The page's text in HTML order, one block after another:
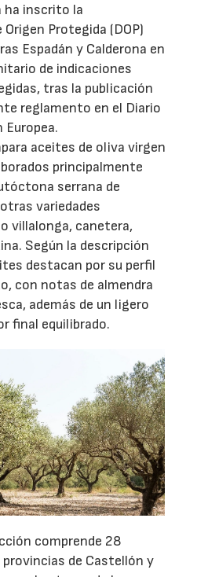
ha inscrito la
Protegida (DOP)
Espadán y Calderona en
de indicaciones
tras la publicación
reglamento en el Diario
Europea.
aceites de oliva virgen
principalmente
serrana de
variedades
villalonga, canetera,
Según la descripción
destacan por su perfil
con notas de almendra
además de un ligero
final equilibrado.
comprende 28
de Castellón y